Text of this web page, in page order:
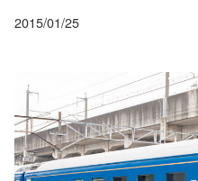
2015/01/25